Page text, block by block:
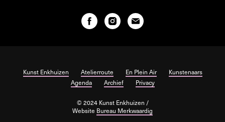
Kunst Enkhuizen Atelierroute En Plein Air
Kunstenaars
Agenda
Archief Privacy
© 2024 Kunst Enkhuizen /
Website Bureau Merkwaardig